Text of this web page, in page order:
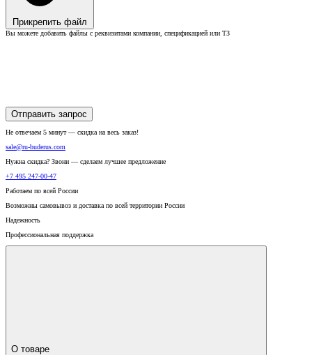
Прикрепить файл
Вы можете добавить файлы с реквизитами компании, спецификацией или ТЗ
Отправить запрос
Не отвечаем 5 минут — скидка на весь заказ!
sale@ru-buderus.com
Нужна скидка? Звони — сделаем лучшее предложение
+7 495 247-00-47
Работаем по всей России
Возможны самовывоз и доставка по всей территории России
Надежность
Профессиональная поддержка
О товаре